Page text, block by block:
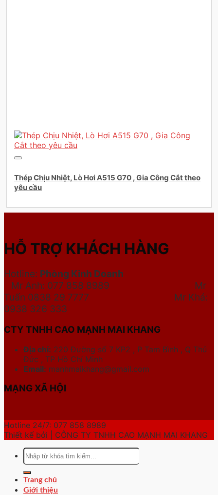
Thép Chịu Nhiệt, Lò Hơi A515 G70 , Gia Công Cắt theo
yêu cầu
HỖ TRỢ KHÁCH HÀNG
Hotline: Phòng Kinh Doanh
Mr Anh: 077 858 8989 Mr
Tuấn 0838 29 7777 Mr Khá:
0938 326 333
CTY TNHH CAO MẠNH MAI KHANG
Địa chỉ: 220 Đường số 7 KP2 , P Tam Bình , Q Thủ
Đức , TP Hồ Chí Minh
Email: manhmaikhang@gmail.com
MẠNG XÃ HỘI
Hotline 24/7: 077 858 8989
Thiết kế bởi | CÔNG TY TNHH CAO MẠNH MAI KHANG
Tìm
kiếm:
Trang chủ
Giới thiệu